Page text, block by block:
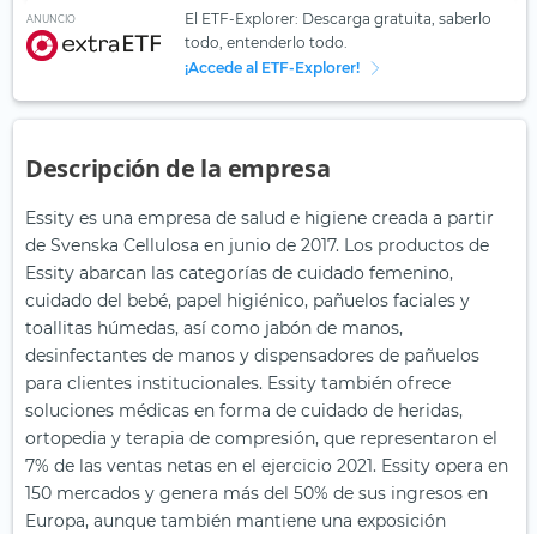
ANUNCIO
El ETF-Explorer: Descarga gratuita, saberlo
todo, entenderlo todo.
¡Accede al ETF-Explorer!
Descripción de la empresa
Essity es una empresa de salud e higiene creada a partir
de Svenska Cellulosa en junio de 2017. Los productos de
Essity abarcan las categorías de cuidado femenino,
cuidado del bebé, papel higiénico, pañuelos faciales y
toallitas húmedas, así como jabón de manos,
desinfectantes de manos y dispensadores de pañuelos
para clientes institucionales. Essity también ofrece
soluciones médicas en forma de cuidado de heridas,
ortopedia y terapia de compresión, que representaron el
7% de las ventas netas en el ejercicio 2021. Essity opera en
150 mercados y genera más del 50% de sus ingresos en
Europa, aunque también mantiene una exposición